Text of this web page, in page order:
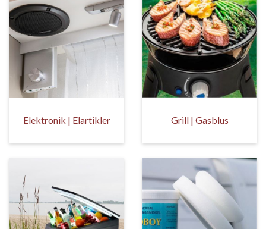
Elektronik | Elartikler Grill | Gasblus